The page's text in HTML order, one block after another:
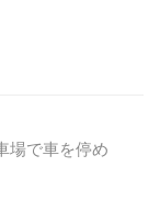
場で車を停め